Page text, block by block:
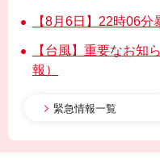
【8月6日】22時06分
【台風】重要なお知
報）
緊急情報一覧